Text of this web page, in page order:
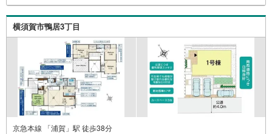
も海のそばで過ごしたい」「将来的に移住を考えている」
「理想の住まいを見つけたい」-- そんな思いをお持ちの方
は、ぜひ私たちにご相談ください。逗子・葉山の魅力を知
り尽くしたプロとして、皆さまの新しい暮らしの第一歩を
全力でサポートいたします。どうぞお気軽にお問い合わせ
ください。
横須賀市鴨居3丁目
京急本線 「浦賀」駅 徒歩38分